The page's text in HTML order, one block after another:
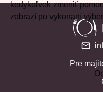
kedykoľvek zmeniť
zobrazí po vykonaní
Pre